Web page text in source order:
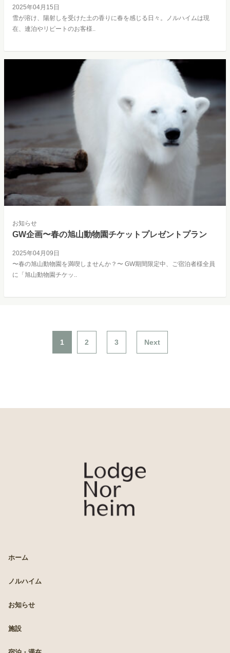
2025年04月15日
雪が溶け、陽射しを受けた土の香りに春を感じる日々。ノルハイムは現
在、連泊やリピートのお客様..
お知らせ
GW企画〜春の旭山動物園チケットプレゼントプラン
2025年04月09日
〜春の旭山動物園を満喫しませんか？〜 GW期間限定中、ご宿泊者様全員
に「旭山動物園チケッ..
1 2 3 Next
ホーム
ノルハイム
お知らせ
施設